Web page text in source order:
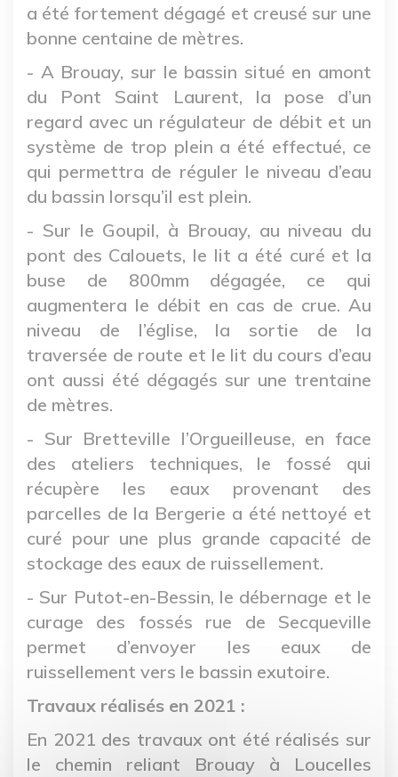
a été fortement dégagé et creusé sur une
bonne centaine de mètres.
- A Brouay, sur le bassin situé en amont
du Pont Saint Laurent, la pose d’un
regard avec un régulateur de débit et un
système de trop plein a été effectué, ce
qui permettra de réguler le niveau d’eau
du bassin lorsqu’il est plein.
- Sur le Goupil, à Brouay, au niveau du
pont des Calouets, le lit a été curé et la
buse de 800mm dégagée, ce qui
augmentera le débit en cas de crue. Au
niveau de l’église, la sortie de la
traversée de route et le lit du cours d’eau
ont aussi été dégagés sur une trentaine
de mètres.
- Sur Bretteville l’Orgueilleuse, en face
des ateliers techniques, le fossé qui
récupère les eaux provenant des
parcelles de la Bergerie a été nettoyé et
curé pour une plus grande capacité de
stockage des eaux de ruissellement.
- Sur Putot-en-Bessin, le débernage et le
curage des fossés rue de Secqueville
permet d’envoyer les eaux de
ruissellement vers le bassin exutoire.
Travaux réalisés en 2021 :
En 2021 des travaux ont été réalisés sur
le chemin reliant Brouay à Loucelles